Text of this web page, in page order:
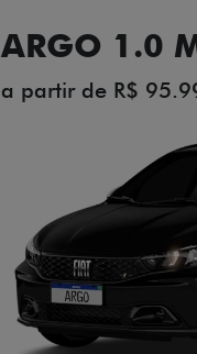
ARGO 1.0
a partir de R$